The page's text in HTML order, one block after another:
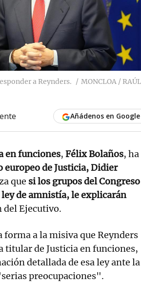
a Reynders.
MONCLOA / RAÚL
Añádenos en Google
en funciones, Félix Bolaños, ha
europeo de Justicia, Didier
que si los grupos del Congreso
de amnistía, le explicarán
del Ejecutivo.
forma a la misiva que Reynders
titular de Justicia en funciones,
detallada de esa ley ante la
preocupaciones".